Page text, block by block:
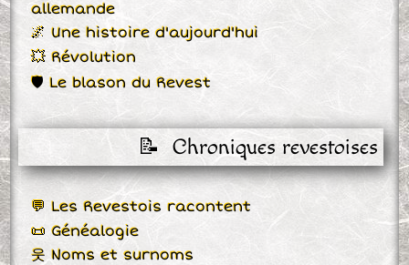
allemande
🌌 Une histoire d'aujourd'hui
💥 Révolution
🛡 Le blason du Revest
📝  Chroniques revestoises
💬 Les Revestois racontent
📜 Généalogie
웃 Noms et surnoms